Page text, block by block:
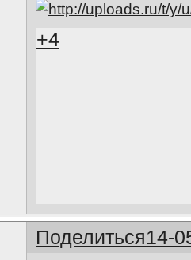
+4
Поделиться14-